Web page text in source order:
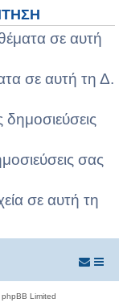
σε αυτή
σε αυτή τη Δ.
δημοσιεύσεις
σας
σε αυτή τη
Limited